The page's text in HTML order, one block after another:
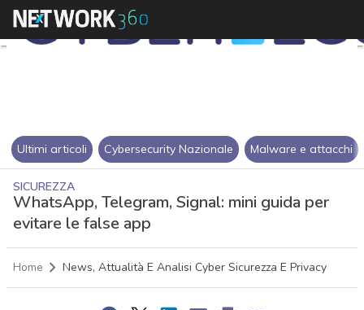
Ultimi articoli Cybersecurity Nazionale Malware e attacchi
SICUREZZA
WhatsApp, Telegram, Signal: mini guida per
evitare le false app
Home News, Attualità E Analisi Cyber Sicurezza E Privacy